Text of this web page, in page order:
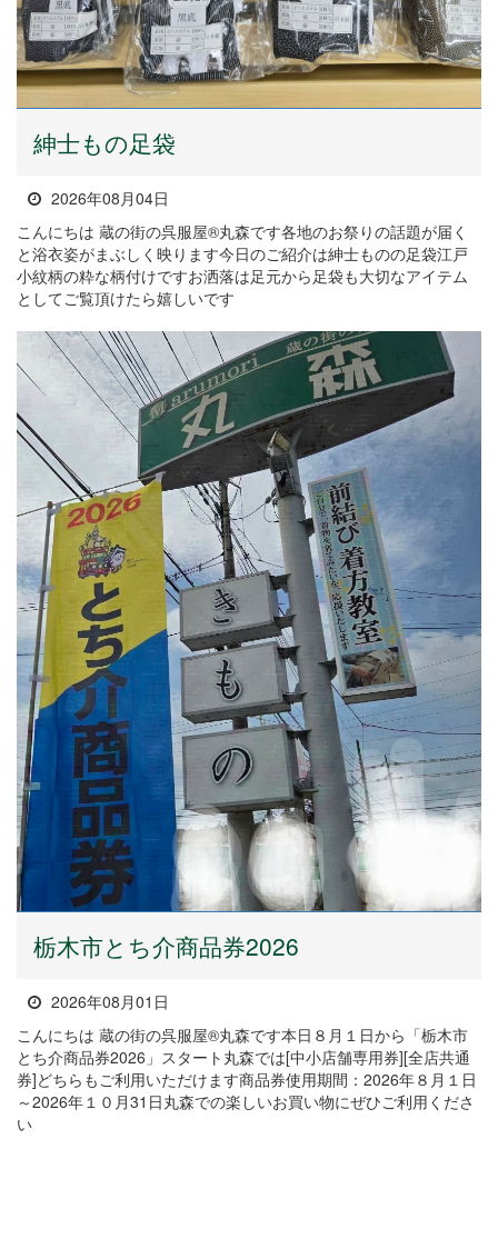
紳士もの足袋
2026年08月04日
こんにちは 蔵の街の呉服屋®丸森です各地のお祭りの話題が届く
と浴衣姿がまぶしく映ります今日のご紹介は紳士ものの足袋江戸
小紋柄の粋な柄付けですお洒落は足元から足袋も大切なアイテム
としてご覧頂けたら嬉しいです
栃木市とち介商品券2026
2026年08月01日
こんにちは 蔵の街の呉服屋®丸森です本日８月１日から「栃木市
とち介商品券2026」スタート丸森では[中小店舗専用券][全店共通
券]どちらもご利用いただけます商品券使用期間：2026年８月１日
～2026年１０月31日丸森での楽しいお買い物にぜひご利用くださ
い